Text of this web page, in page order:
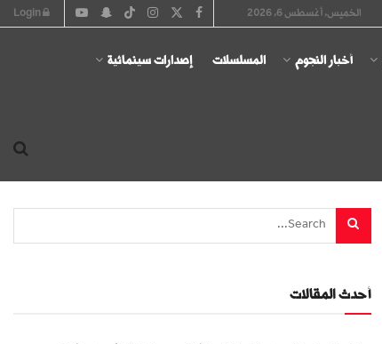
الخميس, أغسطس 6, 2026
أخبار النجوم المسلسلات إصدارات سينمائية
أحدث المقالات